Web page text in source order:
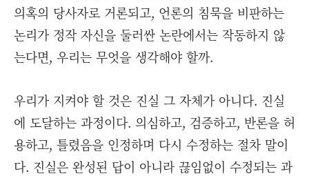
의혹의 당사자로 거론되고, 언론의 침묵을 비판하는
논리가 정작 자신을 둘러싼 논란에서는 작동하지 않
는다면, 우리는 무엇을 생각해야 할까.
우리가 지켜야 할 것은 진실 그 자체가 아니다. 진실
에 도달하는 과정이다. 의심하고, 검증하고, 반론을 허
용하고, 틀렸음을 인정하며 다시 수정하는 절차 말이
다. 진실은 완성된 답이 아니라 끊임없이 수정되는 과